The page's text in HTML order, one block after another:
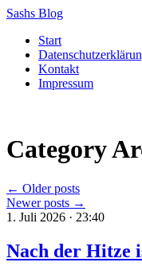
Sashs Blog
Skip
content
Start
Kontakt
Impressum
Category
← Older posts
Newer posts →
1. Juli 2026 · 23:40
Nach der Hitze